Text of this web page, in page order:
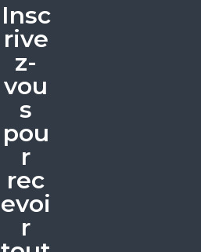
Insc
rive
z-
vou
s
pou
r
rec
evoi
r